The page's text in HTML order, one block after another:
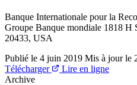
Banque Internationale pour la
Groupe Banque mondiale 1818 H
20433, USA
Publié le 4 juin 2019 Mis à jour le
Télécharger
Lire en ligne
Archive